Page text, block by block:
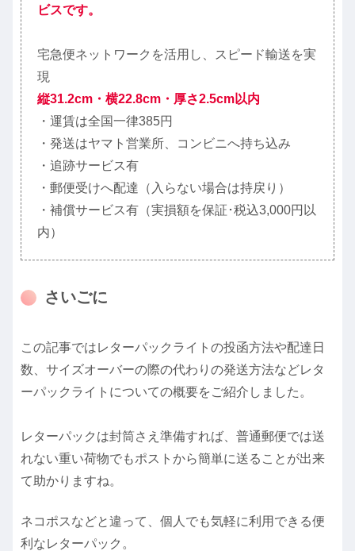
ビスです。
宅急便ネットワークを活用し、スピード輸送を実
現
縦31.2cm・横22.8cm・厚さ2.5cm以内
・運賃は全国一律385円
・発送はヤマト営業所、コンビニへ持ち込み
・追跡サービス有
・郵便受けへ配達（入らない場合は持戻り）
・補償サービス有（実損額を保証･税込3,000円以
内）
さいごに
この記事ではレターパックライトの投函方法や配達日
数、サイズオーバーの際の代わりの発送方法などレタ
ーパックライトについての概要をご紹介しました。
レターパックは封筒さえ準備すれば、普通郵便では送
れない重い荷物でもポストから簡単に送ることが出来
て助かりますね。
ネコポスなどと違って、個人でも気軽に利用できる便
利なレターパック。